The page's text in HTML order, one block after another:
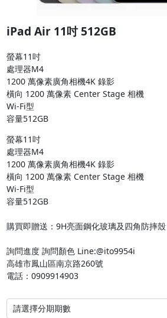
iPad Air 11吋 512GB
螢幕11吋
處理器M4
1200 萬像素廣角相機4K 錄影
橫向 1200 萬像素 Center Stage 相機
Wi-Fi型
容量512GB
螢幕11吋
處理器M4
1200 萬像素廣角相機4K 錄影
橫向 1200 萬像素 Center Stage 相機
Wi-Fi型
容量512GB
購買即贈送：9H亮面鋼化玻璃及四角防摔殼
詢問進度 詢問顏色 Line:@ito9954i
高雄市鳳山區南京路260號
電話：0909914903